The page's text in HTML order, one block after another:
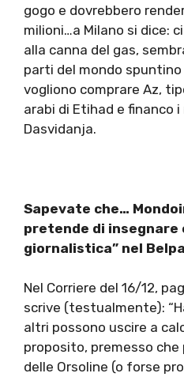
gogo e dovrebbero
milioni…a Milano si dice:
alla canna del gas,
parti del mondo
vogliono comprare Az,
arabi di Etihad e financo i
Dasvidanja.
Sapevate che…
pretende di insegnare
giornalistica” nel
Nel Corriere del 16/12,
scrive (testualmente):
altri possono uscire a
proposito, premesso che
delle Orsoline (o forse